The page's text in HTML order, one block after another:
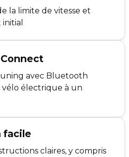
la limite de vitesse et
avec Bluetooth
électrique à un
facile
claires, y compris